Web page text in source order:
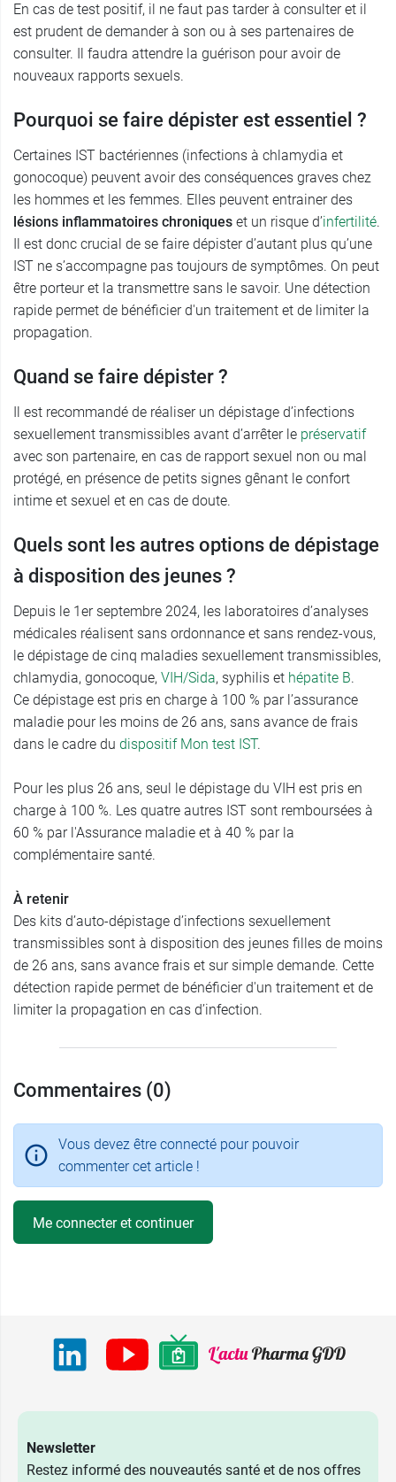
En cas de test positif, il ne faut pas tarder à consulter et il
est prudent de demander à son ou à ses partenaires de
consulter. Il faudra attendre la guérison pour avoir de
nouveaux rapports sexuels.
Pourquoi se faire dépister est essentiel ?
Certaines IST bactériennes (infections à chlamydia et
gonocoque) peuvent avoir des conséquences graves chez
les hommes et les femmes. Elles peuvent entrainer des
lésions inflammatoires chroniques et un risque d’infertilité.
Il est donc crucial de se faire dépister d’autant plus qu’une
IST ne s’accompagne pas toujours de symptômes. On peut
être porteur et la transmettre sans le savoir. Une détection
rapide permet de bénéficier d'un traitement et de limiter la
propagation.
Quand se faire dépister ?
Il est recommandé de réaliser un dépistage d’infections
sexuellement transmissibles avant d’arrêter le préservatif
avec son partenaire, en cas de rapport sexuel non ou mal
protégé, en présence de petits signes gênant le confort
intime et sexuel et en cas de doute.
Quels sont les autres options de dépistage
à disposition des jeunes ?
Depuis le 1er septembre 2024, les laboratoires d’analyses
médicales réalisent sans ordonnance et sans rendez-vous,
le dépistage de cinq maladies sexuellement transmissibles,
chlamydia, gonocoque, VIH/Sida, syphilis et hépatite B.
Ce dépistage est pris en charge à 100 % par l’assurance
maladie pour les moins de 26 ans, sans avance de frais
dans le cadre du dispositif Mon test IST.
Pour les plus 26 ans, seul le dépistage du VIH est pris en
charge à 100 %. Les quatre autres IST sont remboursées à
60 % par l'Assurance maladie et à 40 % par la
complémentaire santé.
À retenir
Des kits d’auto-dépistage d’infections sexuellement
transmissibles sont à disposition des jeunes filles de moins
de 26 ans, sans avance frais et sur simple demande. Cette
détection rapide permet de bénéficier d'un traitement et de
limiter la propagation en cas d’infection.
Commentaires (0)
Vous devez être connecté pour pouvoir
commenter cet article !
Me connecter et continuer
Newsletter
Restez informé des nouveautés santé et de nos offres